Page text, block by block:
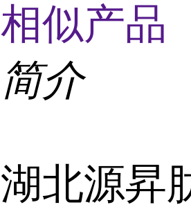
相似产品
简介
湖北源昇